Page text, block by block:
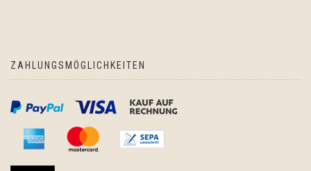
ZAHLUNGSMÖGLICHKEITEN